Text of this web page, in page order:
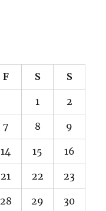
F S S
1 2
7 8 9
14 15 16
21 22 23
28 29 30